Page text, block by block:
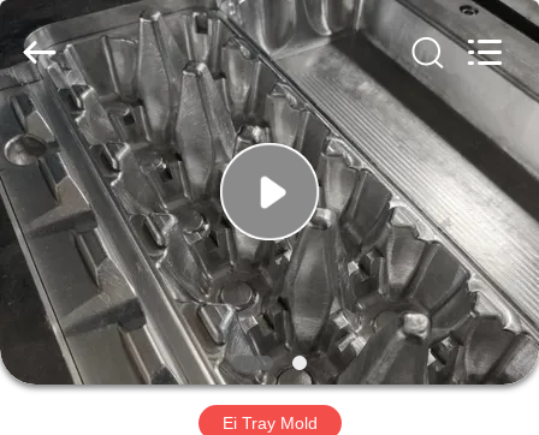
THUIS
PRODUCTEN
VIDEOS
OVER
ONS
Wanyou
Packing
Machinery
Factory.
All
Rights
Reserved.
Ei Tray Mold